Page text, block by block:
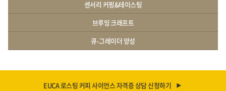
센서리 커핑&테이스팅
브루잉 크래프트
큐-그레이더 양성
EUCA 로스팅 커피 사이언스 자격증 상담 신청하기